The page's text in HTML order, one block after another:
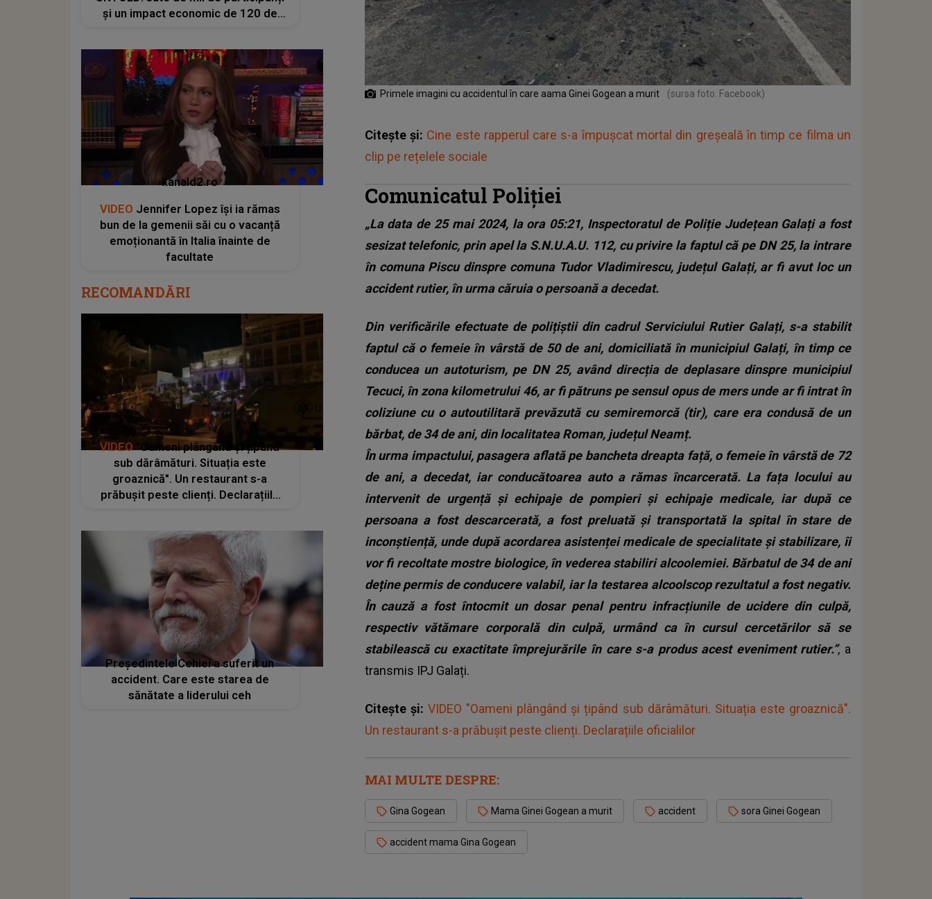
Primele imagini cu accidentul în care aama Ginei Gogean a murit (sursa foto: Facebook)
Citește și: Cine este rapperul care s-a împușcat mortal din greșeală în timp ce filma un
clip pe rețelele sociale
Comunicatul Poliției
„La data de 25 mai 2024, la ora 05:21, Inspectoratul de Poliție Județean Galați a fost
sesizat telefonic, prin apel la S.N.U.A.U. 112, cu privire la faptul că pe DN 25, la intrare
în comuna Piscu dinspre comuna Tudor Vladimirescu, județul Galați, ar fi avut loc un
accident rutier, în urma căruia o persoană a decedat.
Din verificările efectuate de polițiștii din cadrul Serviciului Rutier Galați, s-a stabilit
faptul că o femeie în vârstă de 50 de ani, domiciliată în municipiul Galați, în timp ce
conducea un autoturism, pe DN 25, având direcția de deplasare dinspre municipiul
Tecuci, în zona kilometrului 46, ar fi pătruns pe sensul opus de mers unde ar fi intrat în
coliziune cu o autoutilitară prevăzută cu semiremorcă (tir), care era condusă de un
bărbat, de 34 de ani, din localitatea Roman, județul Neamț.
În urma impactului, pasagera aflată pe bancheta dreapta față, o femeie în vârstă de 72
de ani, a decedat, iar conducătoarea auto a rămas încarcerată. La fața locului au
intervenit de urgență și echipaje de pompieri și echipaje medicale, iar după ce
persoana a fost descarcerată, a fost preluată și transportată la spital în stare de
inconștiență, unde după acordarea asistenței medicale de specialitate și stabilizare, îi
vor fi recoltate mostre biologice, în vederea stabiliri alcoolemiei. Bărbatul de 34 de ani
deține permis de conducere valabil, iar la testarea alcoolscop rezultatul a fost negativ.
În cauză a fost întocmit un dosar penal pentru infracțiunile de ucidere din culpă,
respectiv vătămare corporală din culpă, urmând ca în cursul cercetărilor să se
stabilească cu exactitate împrejurările în care s-a produs acest eveniment rutier.”, a
transmis IPJ Galați.
Citește și: VIDEO "Oameni plângând și țipând sub dărâmături. Situația este groaznică".
Un restaurant s-a prăbușit peste clienți. Declarațiile oficialilor
MAI MULTE DESPRE:
Gina Gogean Mama Ginei Gogean a murit accident sora Ginei Gogean
accident mama Gina Gogean
și un impact economic de 120 de
kanald2.ro
VIDEO Jennifer Lopez își ia rămas
bun de la gemenii săi cu o vacanță
emoționantă în Italia înainte de
facultate
RECOMANDĂRI
VIDEO "Oameni plângând și țipând
sub dărâmături. Situația este
groaznică". Un restaurant s-a
prăbușit peste clienți. Declarațiile
Preşedintele Cehiei a suferit un
accident. Care este starea de
sănătate a liderului ceh